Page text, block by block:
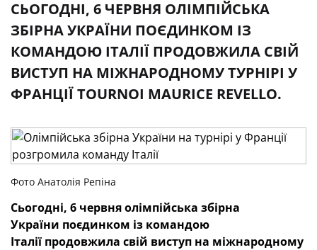
СЬОГОДНІ, 6 ЧЕРВНЯ ОЛІМПІЙСЬКА
ЗБІРНА УКРАЇНИ ПОЄДИНКОМ ІЗ
КОМАНДОЮ ІТАЛІЇ ПРОДОВЖИЛА СВІЙ
ВИСТУП НА МІЖНАРОДНОМУ ТУРНІРІ У
ФРАНЦІЇ TOURNOI MAURICE REVELLO.
Фото Анатолія Репіна
Сьогодні, 6 червня олімпійська збірна
України поєдинком із командою
Італії продовжила свій виступ на міжнародному